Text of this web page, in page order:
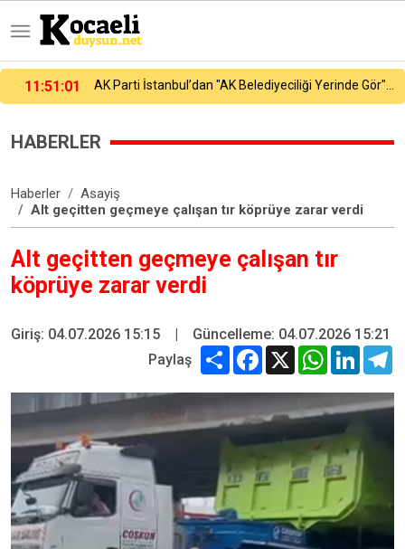
11:54:32 Küçükçekmece Menekşe Deresi’nde batık tekneler karabatakların yuvası oldu
HABERLER
Haberler
Asayiş
Alt geçitten geçmeye çalışan tır köprüye zarar verdi
Alt geçitten geçmeye çalışan tır
köprüye zarar verdi
Giriş: 04.07.2026 15:15 |
Güncelleme: 04.07.2026 15:21
Paylaş
Share Facebook
X WhatsApp